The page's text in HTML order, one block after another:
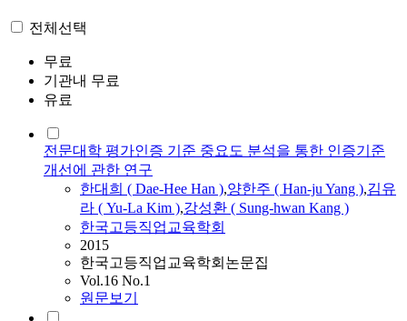
전체선택
무료
기관내 무료
유료
전문대학 평가인증 기준 중요도 분석을 통한 인증기준
개선에 관한 연구
한대희 ( Dae-Hee Han ),양한주 ( Han-ju Yang ),김유
라 ( Yu-La Kim ),강성환 ( Sung-hwan Kang )
한국고등직업교육학회
2015
한국고등직업교육학회논문집
Vol.16 No.1
원문보기